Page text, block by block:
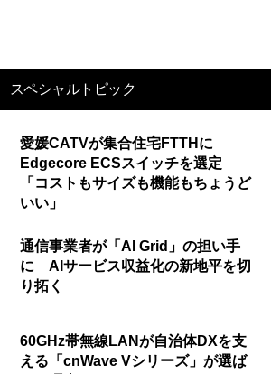
スペシャルトピック
愛媛CATVが集合住宅FTTHに
Edgecore ECSスイッチを選定
「コストもサイズも機能もちょうど
いい」
通信事業者が「AI Grid」の担い手
に AIサービス収益化の新地平を切
り拓く
60GHz帯無線LANが自治体DXを支
える「cnWave Vシリーズ」が選ば